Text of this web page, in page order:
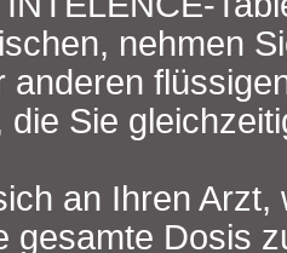
nehmen
anderen
die Sie
an Ihren Arzt,
gesamte Dosis